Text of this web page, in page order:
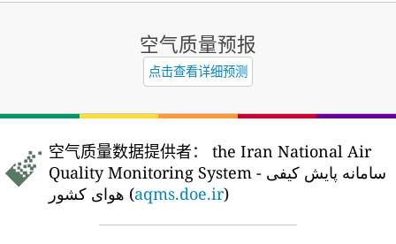
空气质量预报
点击查看详细预测
空气质量数据提供者：
the Iran National Air
Quality Monitoring System - سامانه پایش کیفی
هوای کشور (aqms.doe.ir)